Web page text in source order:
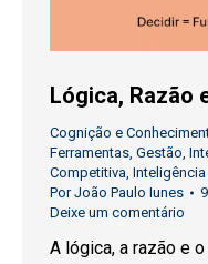
Lógica, Razão
Cognição e
Ferramentas, Gestão,
Competitiva, Inteligência
PorJoão Paulo Iunes
Deixe um comentário
A lógica, a razão e